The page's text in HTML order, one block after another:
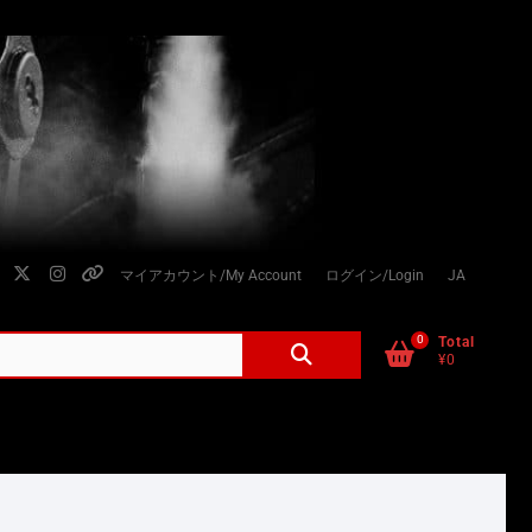
twitter
instagram
個
情
り
マイアカウント/My Account ログイン/Login JA
0
Total
¥0